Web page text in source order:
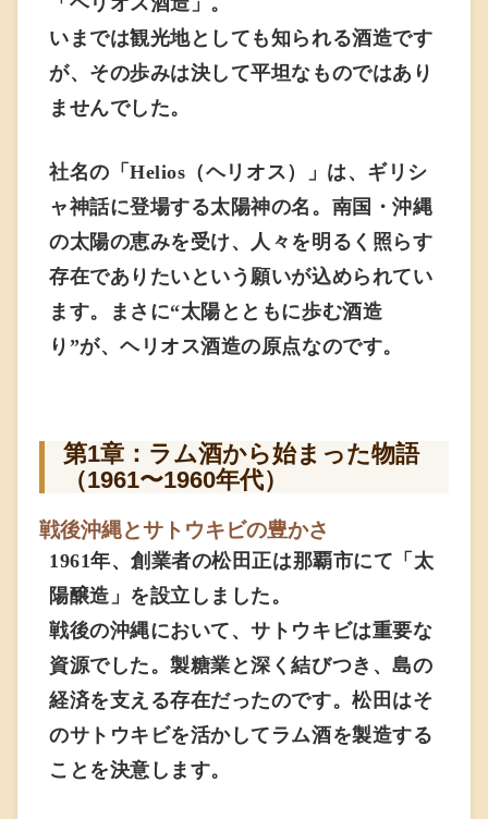
いまでは観光地としても知られる酒造です
が、その歩みは決して平坦なものではあり
ませんでした。
社名の「Helios（ヘリオス）」は、ギリシ
ャ神話に登場する太陽神の名。南国・沖縄
の太陽の恵みを受け、人々を明るく照らす
存在でありたいという願いが込められてい
ます。まさに“太陽とともに歩む酒造
り”が、ヘリオス酒造の原点なのです。
第1章：ラム酒から始まった物語
（1961〜1960年代）
戦後沖縄とサトウキビの豊かさ
1961年、創業者の松田正は那覇市にて「太
陽醸造」を設立しました。
戦後の沖縄において、サトウキビは重要な
資源でした。製糖業と深く結びつき、島の
経済を支える存在だったのです。松田はそ
のサトウキビを活かしてラム酒を製造する
ことを決意します。